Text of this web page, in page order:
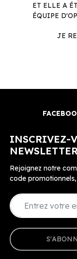
ET ELLE A
ÉQUIPE
JE
INSCRIVEZ-
NEWSLETTER
Rejoignez notre
code